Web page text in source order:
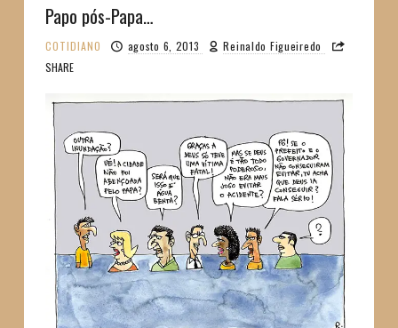
Papo pós-Papa…
COTIDIANO agosto 6, 2013
Reinaldo Figueiredo
SHARE